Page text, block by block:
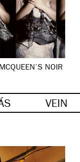
NOIR
VEIN